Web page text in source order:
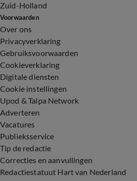
Zuid-Holland
Voorwaarden
Over ons
Privacyverklaring
Gebruiksvoorwaarden
Cookieverklaring
Digitale diensten
Cookie instellingen
Upod & Talpa Network
Adverteren
Vacatures
Publieksservice
Tip de redactie
Correcties en aanvullingen
Redactiestatuut Hart van Nederland